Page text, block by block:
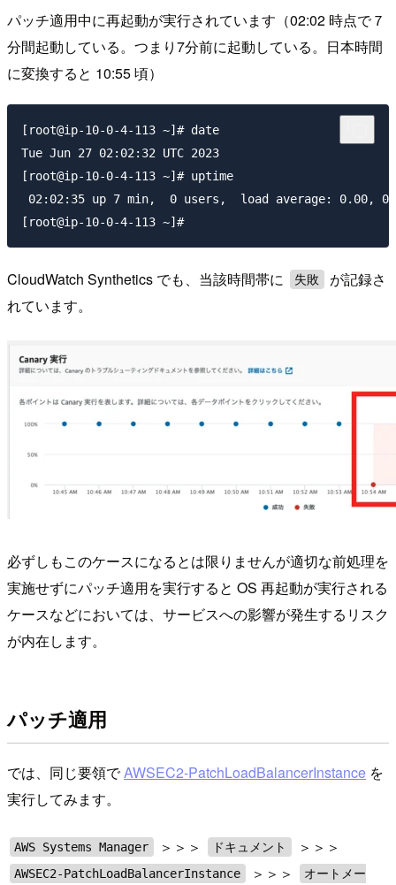
パッチ適用中に再起動が実行されています（02:02 時点で７
分間起動している。つまり7分前に起動している。日本時間
に変換すると 10:55 頃）
[root@ip-10-0-4-113 ~]# date
Tue Jun 27 02:02:32 UTC 2023
[root@ip-10-0-4-113 ~]# uptime
02:02:35 up 7 min,  0 users,  load average: 0.00,
CloudWatch Synthetics でも、当該時間帯に 失敗
が記録さ
れています。
必ずしもこのケースになるとは限りませんが適切な前処理を
実施せずにパッチ適用を実行すると OS 再起動が実行される
ケースなどにおいては、サービスへの影響が発生するリスク
が内在します。
パッチ適用
では、同じ要領でAWSEC2-PatchLoadBalancerInstance を
実行してみます。
AWS Systems Manager ＞＞＞ ドキュメント ＞＞＞
AWSEC2-PatchLoadBalancerInstance ＞＞＞
オートメー